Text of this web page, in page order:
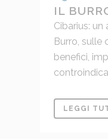
IL
Cibarius:
Burro, sulle
benefici,
LEGGI